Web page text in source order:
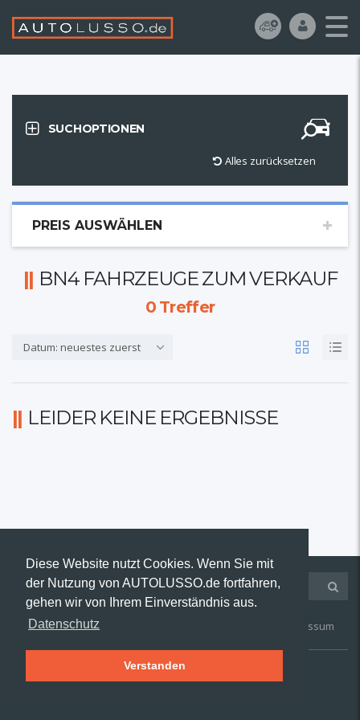
Diese Website nutzt Cookies. Wenn Sie mit
der Nutzung von AUTOLUSSO.de fortfahren,
gehen wir von Ihrem Einverständnis aus.
Datenschutz
Verstanden
SUCHOPTIONEN
Alles zurücksetzen
PREIS AUSWÄHLEN
BN4 FAHRZEUGE ZUM VERKAUF
0Treffer
Datum: neuestes zuerst
LEIDER KEINE ERGEBNISSE
Kontakt AGB Impressum
© 2019 AUTOLUSSO.de | Alle Rechte vorbehalten.